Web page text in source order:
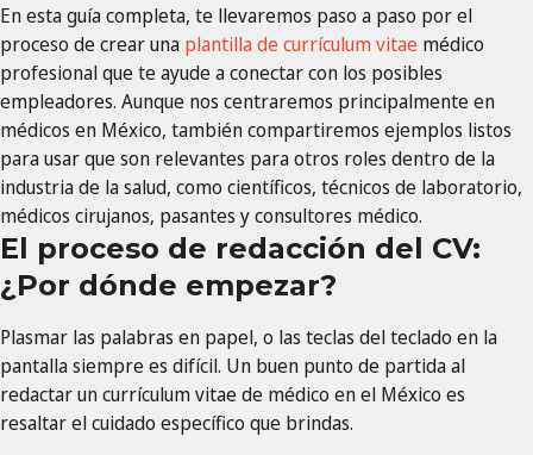
En esta guía completa, te llevaremos paso a paso por el
proceso de crear una plantilla de currículum vitae médico
profesional que te ayude a conectar con los posibles
empleadores. Aunque nos centraremos principalmente en
médicos en México, también compartiremos ejemplos listos
para usar que son relevantes para otros roles dentro de la
industria de la salud, como científicos, técnicos de laboratorio,
médicos cirujanos, pasantes y consultores médico.
El proceso de redacción del CV:
¿Por dónde empezar?
Plasmar las palabras en papel, o las teclas del teclado en la
pantalla siempre es difícil. Un buen punto de partida al
redactar un currículum vitae de médico en el México es
resaltar el cuidado específico que brindas.